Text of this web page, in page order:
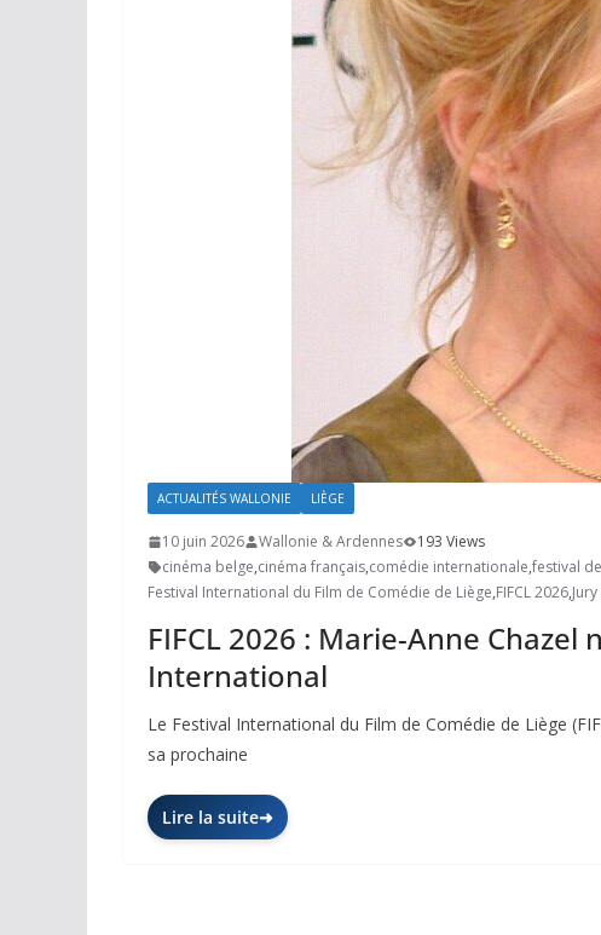
ACTUALITÉS WALLONIE LIÈGE
10 juin 2026 Wallonie & Ardennes
193 Views
cinéma belge,cinéma français,comédie internationale,festival
Festival International du Film de Comédie de Liège,FIFCL 2026,
FIFCL 2026 : Marie-Anne
International
Le Festival International du Film de Comédie de Liège
sa prochaine
Lire la suite